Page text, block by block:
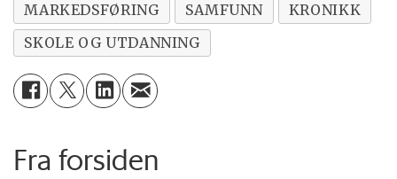
MARKEDSFØRING
SAMFUNN
KRONIKK
SKOLE OG UTDANNING
Fra forsiden